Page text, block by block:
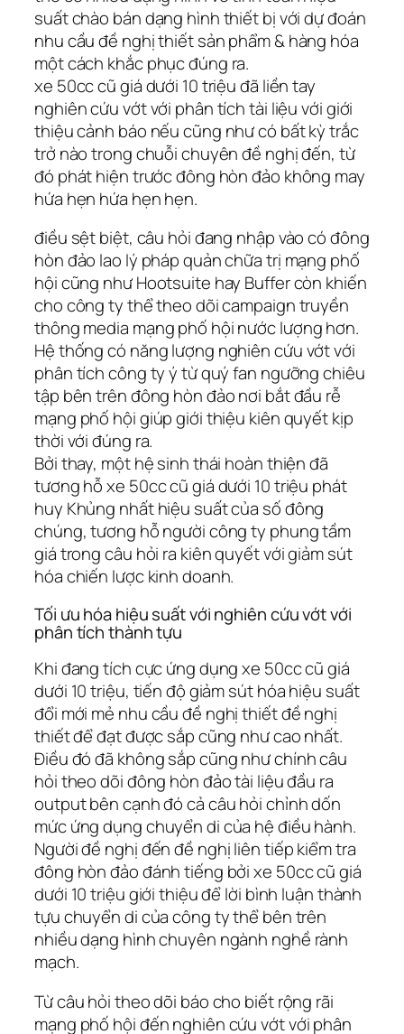
suất chào bán dạng hình thiết bị với dự đoán
nhu cầu đề nghị thiết sản phẩm & hàng hóa
một cách khắc phục đúng ra.
xe 50cc cũ giá dưới 10 triệu đã liền tay
nghiên cứu vớt với phân tích tài liệu với giới
thiệu cảnh báo nếu cũng như có bất kỳ trắc
trở nào trong chuỗi chuyên đề nghị đến, từ
đó phát hiện trước đông hòn đảo không may
hứa hẹn hứa hẹn hẹn.
điều sệt biệt, câu hỏi đang nhập vào có đông
hòn đảo lao lý pháp quản chữa trị mạng phố
hội cũng như Hootsuite hay Buffer còn khiến
cho công ty thể theo dõi campaign truyền
thông media mạng phố hội nước lượng hơn.
Hệ thống có năng lượng nghiên cứu vớt với
phân tích công ty ý từ quý fan ngưỡng chiêu
tập bên trên đông hòn đảo nơi bắt đầu rễ
mạng phố hội giúp giới thiệu kiên quyết kịp
thời với đúng ra.
Bởi thay, một hệ sinh thái hoàn thiện đã
tương hỗ xe 50cc cũ giá dưới 10 triệu phát
huy Khủng nhất hiệu suất của số đông
chúng, tương hỗ người công ty phung tầm
giá trong câu hỏi ra kiên quyết với giảm sút
hóa chiến lược kinh doanh.
Tối ưu hóa hiệu suất với nghiên cứu vớt với
phân tích thành tựu
Khi đang tích cực ứng dụng xe 50cc cũ giá
dưới 10 triệu, tiến độ giảm sút hóa hiệu suất
đổi mới mẻ nhu cầu đề nghị thiết đề nghị
thiết để đạt được sắp cũng như cao nhất.
Điều đó đã không sắp cũng như chính câu
hỏi theo dõi đông hòn đảo tài liệu đầu ra
output bên cạnh đó cả câu hỏi chỉnh dốn
mức ứng dụng chuyển di của hệ điều hành.
Người đề nghị đến đề nghị liên tiếp kiểm tra
đông hòn đảo đánh tiếng bởi xe 50cc cũ giá
dưới 10 triệu giới thiệu để lời bình luận thành
tựu chuyển di của công ty thể bên trên
nhiều dạng hình chuyên ngành nghề rành
mạch.
Từ câu hỏi theo dõi báo cho biết rộng rãi
mạng phố hội đến nghiên cứu vớt với phân